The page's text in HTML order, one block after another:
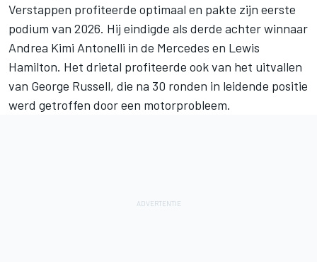
Verstappen profiteerde optimaal en pakte zijn eerste
podium van 2026. Hij eindigde als derde achter winnaar
Andrea Kimi Antonelli in de Mercedes en Lewis
Hamilton. Het drietal profiteerde ook van het uitvallen
van George Russell, die na 30 ronden in leidende positie
werd getroffen door een motorprobleem.